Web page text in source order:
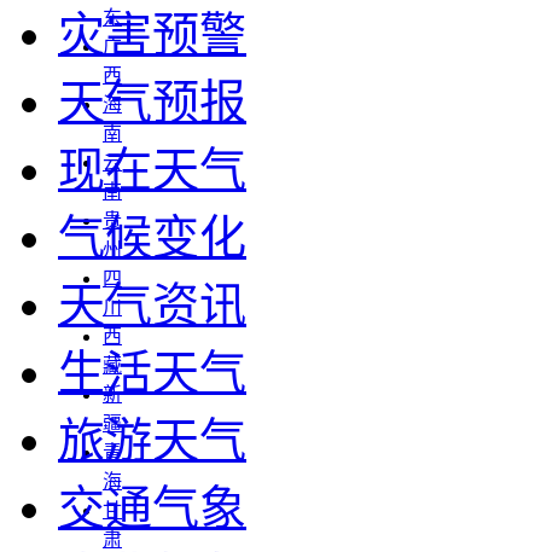
东
广
西
海
南
云
南
贵
州
四
川
西
藏
新
疆
青
海
甘
肃
灾害预警
天气预报
现在天气
气候变化
天气资讯
生活天气
旅游天气
交通气象